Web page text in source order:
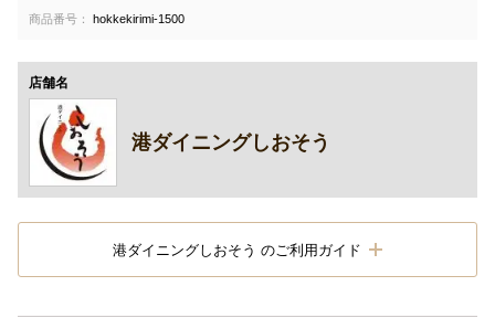
商品番号： hokkekirimi-1500
店舗名
港ダイニングしおそう
港ダイニングしおそう のご利用ガイド